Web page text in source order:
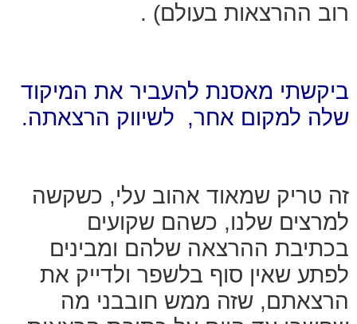
רוב ההרצאות בעולם) .
ביקשתי מאסנת להעביר את המיקוד
שלה למקום אחר, לשיווק הרצאתה.
זה טריק שמאוד אהוב עלי, כשקשה
למרצים שלנו, כשהם שקועים
בכתיבת ההרצאה שלהם ומבינים
לפתע שאין סוף בלשפר ולדייק את
הרצאתם, שזה ממש חובבני מה